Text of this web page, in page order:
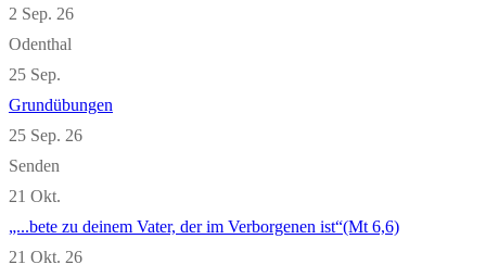
2 Sep. 26
Odenthal
25 Sep.
Grundübungen
25 Sep. 26
Senden
21 Okt.
„...bete zu deinem Vater, der im Verborgenen ist“(Mt 6,6)
21 Okt. 26